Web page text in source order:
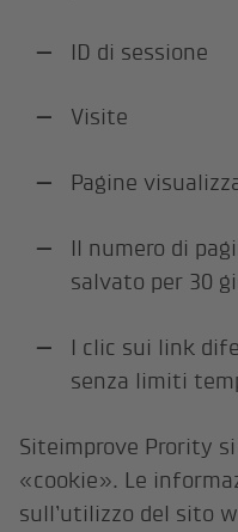
ID di sessione
Visite
Pagine
Il numero di
salvato per 30
I clic sui link
senza limiti
Siteimprove Prority
«cookie». Le
sull’utilizzo del sito